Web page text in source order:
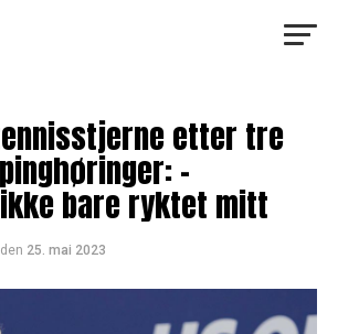
etter tre
–
bare ryktet mitt
den 25. mai 2023